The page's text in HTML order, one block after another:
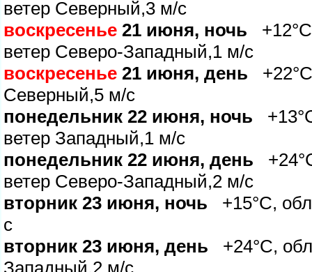
етер Северный,3 м/с
оскресенье 21 июня, ночь
етер Северо-Западный,1 м/с
оскресенье 21 июня, день
Северный,5 м/с
понедельник 22 июня, ночь
етер Западный,1 м/с
понедельник 22 июня, день
етер Северо-Западный,2 м/с
торник 23 июня, ночь +15°C,
с
торник 23 июня, день +24°C,